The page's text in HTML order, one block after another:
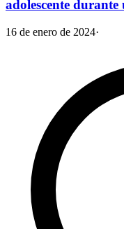
adolescente
16 de enero de 2024·